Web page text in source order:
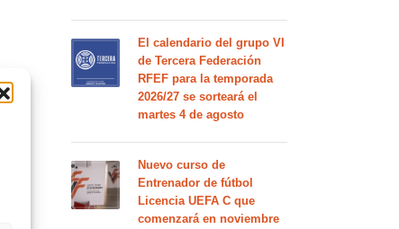
El calendario del grupo VI
de Tercera Federación
RFEF para la temporada
2026/27 se sorteará el
martes 4 de agosto
Nuevo curso de
Entrenador de fútbol
Licencia UEFA C que
comenzará en noviembre